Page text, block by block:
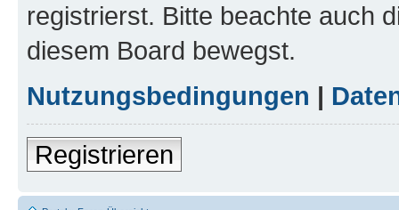
registrierst. Bitte beachte auch
diesem Board bewegst.
Nutzungsbedingungen |
Registrieren